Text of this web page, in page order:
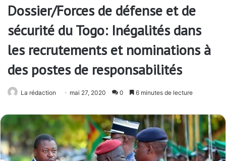
Dossier/Forces de défense et de
sécurité du Togo: Inégalités dans
les recrutements et nominations à
des postes de responsabilités
La rédaction mai 27, 2020 0 6 minutes de lecture